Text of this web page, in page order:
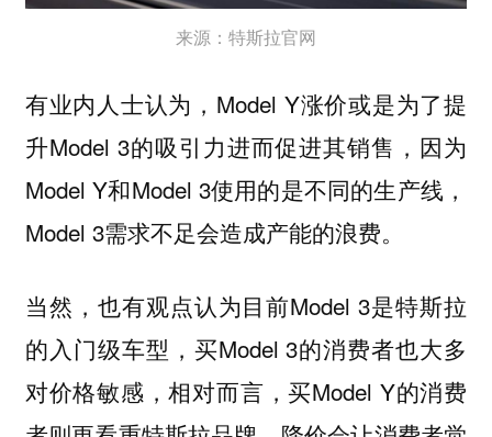
来源：特斯拉官网
有业内人士认为，Model Y涨价或是为了提
升Model 3的吸引力进而促进其销售，因为
Model Y和Model 3使用的是不同的生产线，
Model 3需求不足会造成产能的浪费。
当然，也有观点认为目前Model 3是特斯拉
的入门级车型，买Model 3的消费者也大多
对价格敏感，相对而言，买Model Y的消费